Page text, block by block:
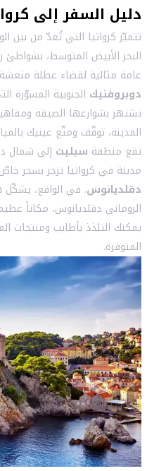
دليل السفر إلى
تتميّز كرواتيا التي تُعدّ من بين
البحر الأبيض المتوسط،
عامة مثالية لقضاء عطلة
دوبروفنيك الجنوبية المسوّرة
تشتهر بشوارعها الضيقة
المدينة، توقّف ومتّع عينيك
تقع منطقة سبليت إلى شمال
مدينة في كرواتيا تزخر بسحر
دقلديانوس. في الواقع، يشكّل
الروماني دقلديانوس، مكاناً
يمكنك التلذذ بأطايب ومنتجات
المتوفرة.